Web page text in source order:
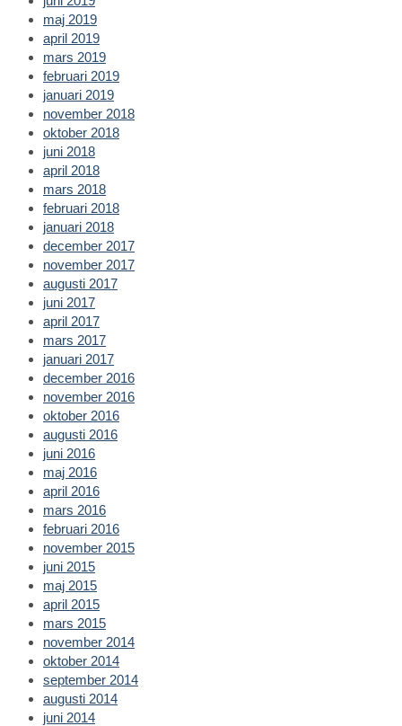
maj 2019
april 2019
mars 2019
februari 2019
januari 2019
november 2018
oktober 2018
juni 2018
april 2018
mars 2018
februari 2018
januari 2018
december 2017
november 2017
augusti 2017
juni 2017
april 2017
mars 2017
januari 2017
december 2016
november 2016
oktober 2016
augusti 2016
juni 2016
maj 2016
april 2016
mars 2016
februari 2016
november 2015
juni 2015
maj 2015
april 2015
mars 2015
november 2014
oktober 2014
september 2014
augusti 2014
juni 2014